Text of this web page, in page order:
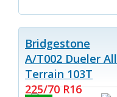
Bridgestone
A/T002 Dueler All
Terrain 103T
225/70 R16